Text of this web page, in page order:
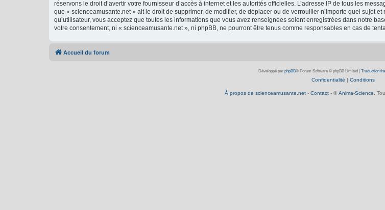
réservons le droit d’avertir votre fournisseur d’accès à internet et les autorités officielles. L’adresse IP de tous les
que « scienceamusante.net » ait le droit de supprimer, de modifier, de déplacer ou de verrouiller n’importe quel sujet
qu’utilisateur, vous acceptez que toutes les informations que vous avez renseignées soient enregistrées dans notre
votre consentement, ni « scienceamusante.net », ni phpBB, ne pourront être tenus comme responsables en cas de
Accueil du forum
Développé par phpBB® Forum Software © phpBB Limited Traduction
Confidentialité | Conditions
À propos de scienceamusante.net- Contact- © Anima-Science .